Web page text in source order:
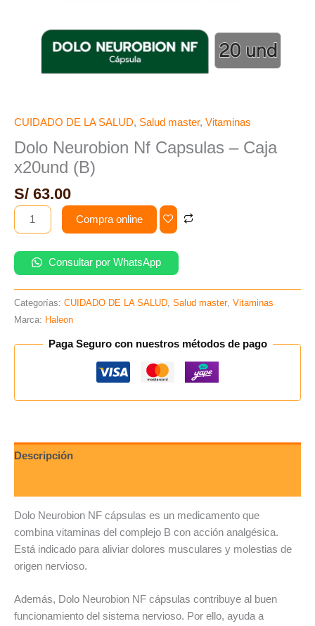
CUIDADO DE LA SALUD, Salud master, Vitaminas
Dolo Neurobion Nf Capsulas – Caja
x20und (B)
S/ 63.00
Compra online
Consultar por WhatsApp
Categorías: CUIDADO DE LA SALUD Salud master, Vitaminas
Marca: Haleon
Paga Seguro con nuestros métodos de pago
Descripción
Dolo Neurobion NF cápsulas es un medicamento que
combina vitaminas del complejo B con acción analgésica.
Está indicado para aliviar dolores musculares y molestias de
origen nervioso.
Además, Dolo Neurobion NF cápsulas contribuye al buen
funcionamiento del sistema nervioso. Por ello, ayuda a